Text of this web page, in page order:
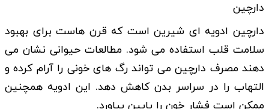
دارچین
دارچین ادویه ای شیرین است که قرن هاست برای بهبود
سلامت قلب استفاده می شود. مطالعات حیوانی نشان می
دهند مصرف دارچین می تواند رگ های خونی را آرام کرده و
التهاب را در سراسر بدن کاهش دهد. این ادویه همچنین
ممکن است فشار خون را پایین بیاورد.